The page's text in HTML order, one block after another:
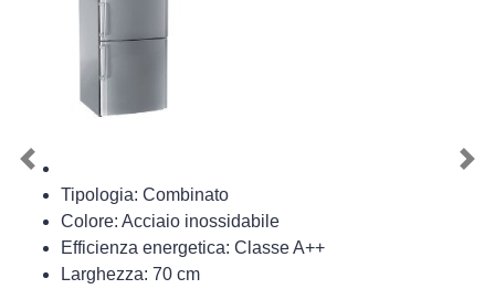
Tipologia: Combinato
Colore: Acciaio inossidabile
Efficienza energetica: Classe A++
Larghezza: 70 cm
Previous